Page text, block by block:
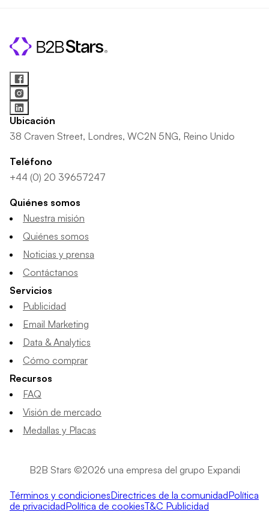
Ubicación
38 Craven Street, Londres, WC2N 5NG, Reino Unido
Teléfono
+44 (0) 20 39657247
Quiénes somos
Nuestra misión
Quiénes somos
Noticias y prensa
Contáctanos
Servicios
Publicidad
Email Marketing
Data & Analytics
Cómo comprar
Recursos
FAQ
Visión de mercado
Medallas y Placas
B2B Stars ©2026 una empresa del grupo Expandi
Términos y condicionesDirectrices de la comunidadPolítica
de privacidadPolítica de cookiesT&C Publicidad